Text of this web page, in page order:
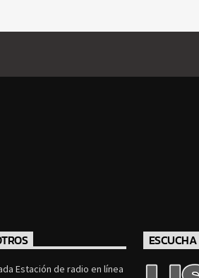
Estación de radio en línea
ESCUCHA